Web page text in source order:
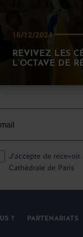
16/12/2024
REVIVEZ LES
L’OCTAVE DE
J'accepte de
Cathédrale de Paris
? PARTENARIATS